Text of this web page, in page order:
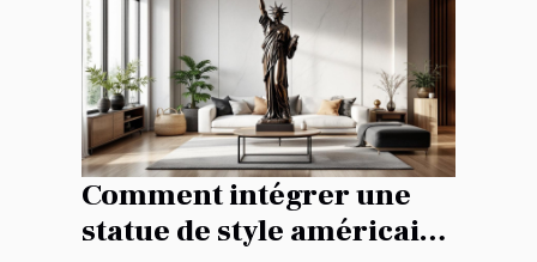
Comment intégrer une
statue de style américain